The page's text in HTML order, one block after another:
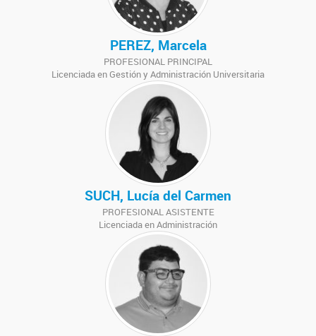
PEREZ, Marcela
PROFESIONAL PRINCIPAL
Licenciada en Gestión y Administración Universitaria
SUCH, Lucía del Carmen
PROFESIONAL ASISTENTE
Licenciada en Administración